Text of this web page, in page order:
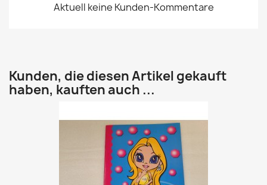
Aktuell keine Kunden-Kommentare
Kunden, die diesen Artikel gekauft
haben, kauften auch ...